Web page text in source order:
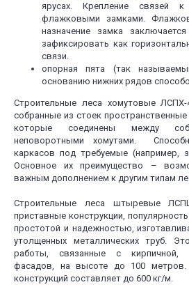
ярусах. Крепление связей к
флажковыми замками.
назначение замка
зафиксировать как
связи.
опорная пята (так
основанию нижних рядов
Строительные леса хомутовые
собранные из стоек пространственные
которые соединены между
неповоротными хомутами.
каркасов под требуемые (например,
Основное их преимущество –
важным дополнением к другим типам
Строительные леса штыревые
приставные конструкции,
простотой и надежностью,
утолщенных металлических труб.
работы, связанные с кирпичной,
фасадов, на высоте до 100 метров.
конструкций составляет до 600 кг/м.